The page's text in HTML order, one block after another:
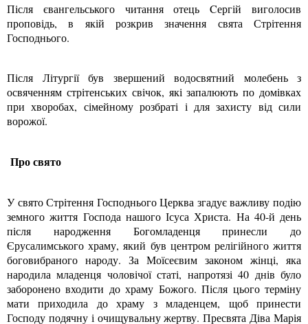
Після євангельського читання отець Cергій виголосив
проповідь, в якій розкрив значення свята Стрітення
Господнього.
Після Літургії був звершений водосвятний молебень з
освяченням стрітенських свічок, які запалюють по домівках
при хворобах, сімейному розбраті і для захисту від сили
ворожої.
Про свято
У свято Стрітення Господнього Церква згадує важливу подію
земного життя Господа нашого Ісуса Христа. На 40-й день
після народження Богомладенця принесли до
Єрусалимського храму, який був центром релігійного життя
боговибраного народу. За Моїсеєвим законом жінці, яка
народила младенця чоловічої статі, напротязі 40 днів було
заборонено входити до храму Божого. Після цього терміну
мати приходила до храму з младенцем, щоб принести
Господу подячну і очищувальну жертву. Пресвята Діва Марія